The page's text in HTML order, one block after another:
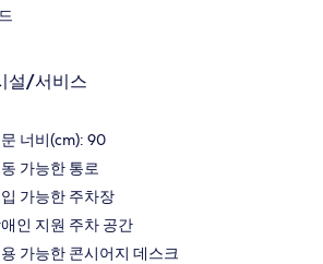
설/서비스
너비(cm): 90
가능한 통로
가능한 주차장
인 지원 주차 공간
가능한 콘시어지 데스크